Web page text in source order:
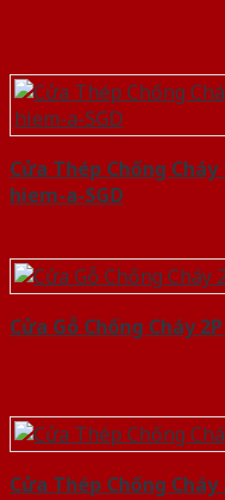
Cửa Thép Chống
hiem-a-SGD
Cửa Gỗ Chống Cháy
Cửa Thép Chống